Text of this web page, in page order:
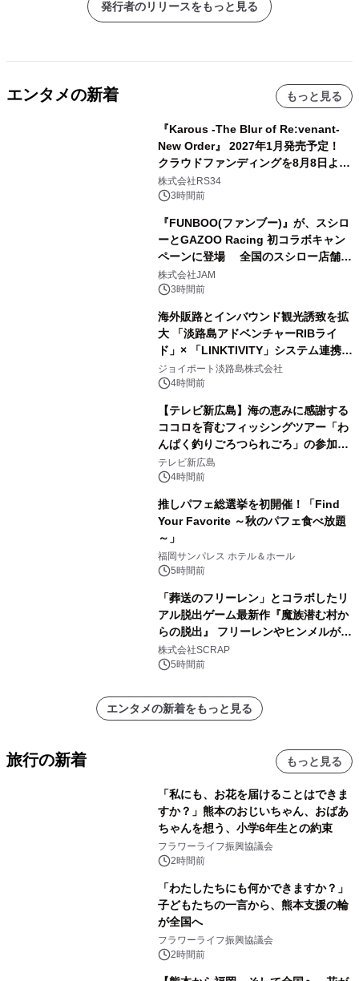
発行者のリリースをもっと見る
エンタメの新着 もっと見る
『Karous -The Blur of Re:venant-
New Order』 2027年1月発売予定！
クラウドファンディングを8月8日より
開始
株式会社RS34
3時間前
『FUNBOO(ファンブー)』が、スシロ
ーとGAZOO Racing 初コラボキャン
ペーンに登場 全国のスシロー店舗で
GR 4車種の FUNBOO(ミニカー)付き
メニューが展開されます
株式会社JAM
3時間前
海外販路とインバウンド観光誘致を拡
大 「淡路島アドベンチャーRIBライ
ド」× 「LINKTIVITY」システム連携を
開始！
ジョイポート淡路島株式会社
4時間前
【テレビ新広島】海の恵みに感謝する
ココロを育むフィッシングツアー「わ
んぱく釣りごろつられごろ」の参加小
学生を募集
テレビ新広島
4時間前
推しパフェ総選挙を初開催！「Find
Your Favorite ～秋のパフェ食べ放題
～」
福岡サンパレス ホテル＆ホール
5時間前
「葬送のフリーレン」とコラボしたリ
アル脱出ゲーム最新作『魔族潜む村か
らの脱出』 フリーレンやヒンメルが武
器を手に魔族を見据える描き下ろしメ
インビジュアル公開
株式会社SCRAP
5時間前
エンタメの新着をもっと見る
旅行の新着 もっと見る
「私にも、お花を届けることはできま
すか？」熊本のおじいちゃん、おばあ
ちゃんを想う、小学6年生との約束
フラワーライフ振興協議会
2時間前
「わたしたちにも何かできますか？」
子どもたちの一言から、熊本支援の輪
が全国へ
フラワーライフ振興協議会
2時間前